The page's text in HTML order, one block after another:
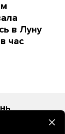
в Луну
час